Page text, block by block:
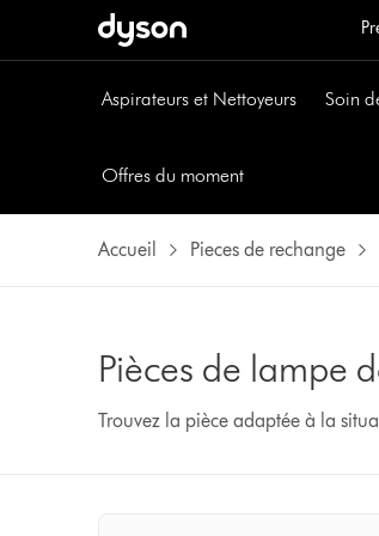
Aspirateurs et Nettoyeurs Soin
Offres du moment
Accueil
Pieces de rechange
Pièces de lampe
Trouvez la pièce adaptée à la